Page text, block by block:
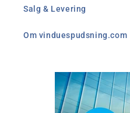
Salg & Levering
Om vinduespudsning.com